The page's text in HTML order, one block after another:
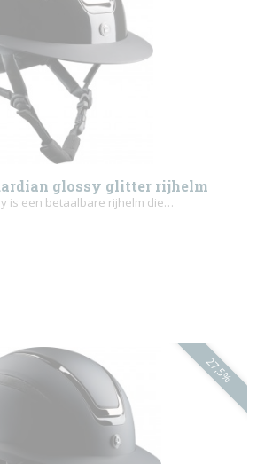
glossy glitter rijhelm
is een betaalbare rijhelm die…
27,5%